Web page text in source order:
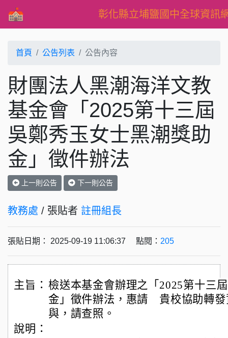
彰化縣立埔鹽國中全球資訊
首頁 公告列表 公告內容
財團法人黑潮海洋文教
基金會「2025第十三屆
吳鄭秀玉女士黑潮獎助
金」徵件辦法
上一則公告 下一則公告
教務處 / 張貼者 註冊組長
張貼日期： 2025-09-19 11:06:37 點閱： 205
主旨： 檢送本基金會辦理之「2025第十三
金」徵件辦法，惠請 貴校協助轉發
與，請查照。
說明：